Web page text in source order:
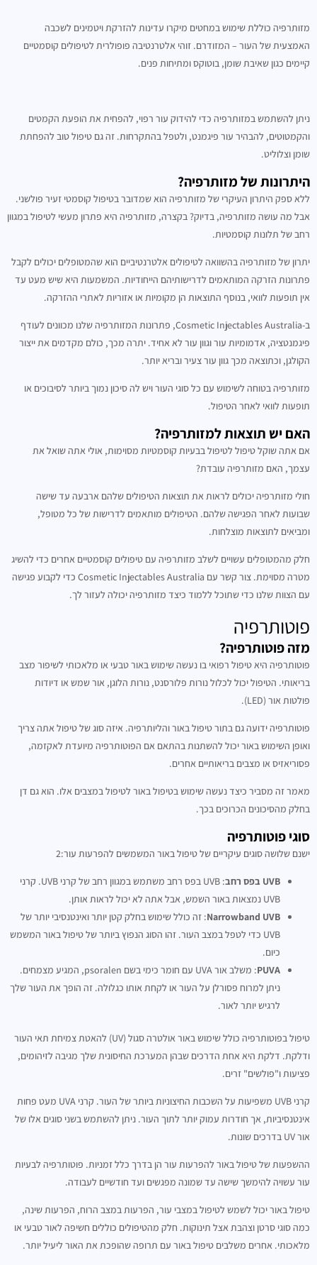
מזותרפיה כוללת שימוש במחטים מיקרו עדינות להזרקת ויטמינים לשכבה
האמצעית של העור – המזודרם. זוהי אלטרנטיבה פופולרית לטיפולים קוסמטיים
קיימים כגון שאיבת שומן, בוטוקס ומתיחות פנים.
ניתן להשתמש במזותרפיה כדי להידוק עור רפוי, להפחית את הופעת הקמטים
והקמטוטים, להבהיר עור פיגמנט, ולטפל בהתקרחות. זה גם טיפול טוב להפחתת
שומן וצלוליט.
היתרונות של מזותרפיה?
ללא ספק היתרון העיקרי של מזותרפיה הוא שמדובר בטיפול קוסמטי זעיר פולשני.
אבל מה עושה מזותרפיה, בדיוק? בקצרה, מזותרפיה היא פתרון מעשי לטיפול במגוון
רחב של תלונות קוסמטיות.
יתרון של מזותרפיה בהשוואה לטיפולים אלטרנטיביים הוא שהמטופלים יכולים לקבל
פתרונות הזרקה המותאמים לדרישותיהם הייחודיות. המשמעות היא שיש מעט עד
אין תופעות לוואי, בנוסף התוצאות הן מקומיות או אזוריות לאתרי ההזרקה.
ב-Cosmetic Injectables Australia, פתרונות המזותרפיה שלנו מכוונים לעודף
פיגמנטציה, אדמומיות עור וגוון עור לא אחיד. יתרה מכך, כולם מקדמים את ייצור
הקולגן, וכתוצאה מכך גוון עור צעיר ובריא יותר.
מזותרפיה בטוחה לשימוש עם כל סוגי העור ויש לה סיכון נמוך ביותר לסיבוכים או
תופעות לוואי לאחר הטיפול.
האם יש תוצאות למזותרפיה?
אם אתה שוקל טיפול לטיפול בבעיות קוסמטיות מסוימות, אולי אתה שואל את
עצמך, האם מזותרפיה עובדת?
חולי מזותרפיה יכולים לראות את תוצאות הטיפולים שלהם ארבעה עד שישה
שבועות לאחר הפגישה שלהם. הטיפולים מותאמים לדרישות של כל מטופל,
ומביאים לתוצאות מוצלחות.
חלק מהמטופלים עשויים לשלב מזותרפיה עם טיפולים קוסמטיים אחרים כדי להשיג
מטרה מסוימת. צור קשר עם Cosmetic Injectables Australia כדי לקבוע פגישה
עם הצוות שלנו כדי שתוכל ללמוד כיצד מזותרפיה יכולה לעזור לך.
פוטותרפיה
מזה פוטותרפיה?
פוטותרפיה היא טיפול רפואי בו נעשה שימוש באור טבעי או מלאכותי לשיפור מצב
בריאותי. הטיפול יכול לכלול נורות פלורסנט, נורות הלוגן, אור שמש או דיודות
פולטות אור (LED).
פוטותרפיה ידועה גם בתור טיפול באור והליותרפיה. איזה סוג של טיפול אתה צריך
ואופן השימוש באור יכול להשתנות בהתאם אם הפוטותרפיה מיועדת לאקזמה,
פסוריאזיס או מצבים בריאותיים אחרים.
מאמר זה מסביר כיצד נעשה שימוש בטיפול באור לטיפול במצבים אלו. הוא גם דן
בחלק מהסיכונים הכרוכים בכך.
סוגי פוטותרפיה
ישנם שלושה סוגים עיקריים של טיפול באור המשמשים להפרעות עור:2
UVB בפס רחב
: UVB בפס רחב משתמש במגוון רחב של קרני UVB. קרני
UVB נמצאות באור השמש, אבל אתה לא יכול לראות אותן.
Narrowband UVB: זה כולל שימוש בחלק קטן יותר ואינטנסיבי יותר של
UVB כדי לטפל במצב העור. זהו הסוג הנפוץ ביותר של טיפול באור המשמש
כיום.
PUVA
: משלב אור UVA עם חומר כימי בשם psoralen, המגיע מצמחים.
ניתן למרוח פסורלן על העור או לקחת אותו כגלולה. זה הופך את העור שלך
לרגיש יותר לאור.
טיפול בפוטותרפיה כולל שימוש באור אולטרה סגול (UV) להאטת צמיחת תאי העור
ודלקת. דלקת היא אחת הדרכים שבהן המערכת החיסונית שלך מגיבה לזיהומים,
פציעות ו"פולשים" זרים.
קרני UVB משפיעות על השכבות החיצוניות ביותר של העור. קרני UVA מעט פחות
אינטנסיביות, אך חודרות עמוק יותר לתוך העור. ניתן להשתמש בשני סוגים אלו של
אור UV בדרכים שונות.
ההשפעות של טיפול באור להפרעות עור הן בדרך כלל זמניות. פוטותרפיה לבעיות
עור עשויה להימשך שישה עד שמונה מפגשים ועד חודשיים לעבודה.
טיפול באור יכול לשמש לטיפול במצבי עור, הפרעות במצב הרוח, הפרעות שינה,
כמה סוגי סרטן וצהבת אצל תינוקות. חלק מהטיפולים כוללים חשיפה לאור טבעי או
מלאכותי. אחרים משלבים טיפול באור עם תרופה שהופכת את האור ליעיל יותר.